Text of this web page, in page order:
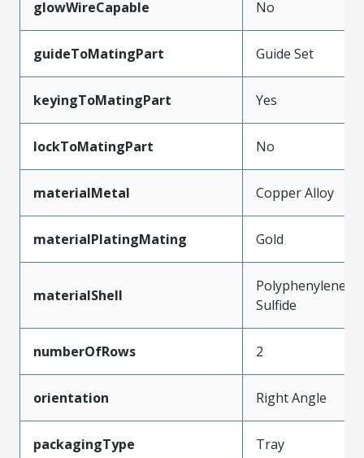
glowWireCapable No
guideToMatingPart Guide Set
keyingToMatingPart Yes
lockToMatingPart No
materialMetal Copper Alloy
materialPlatingMating Gold
materialShell
Polyphenylene
Sulfide
numberOfRows 2
orientation Right Angle
packagingType Tray